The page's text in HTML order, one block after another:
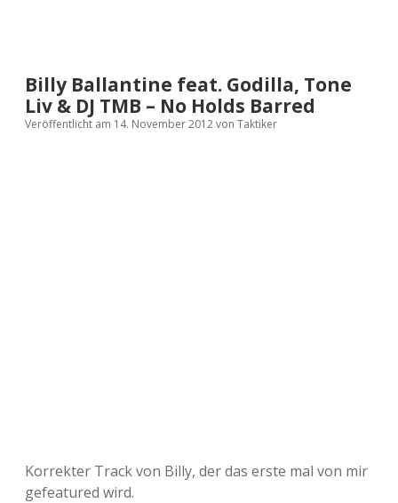
Billy Ballantine feat. Godilla, Tone
Liv & DJ TMB – No Holds Barred
Veröffentlicht am 14. November 2012von Taktiker
Korrekter Track von Billy, der das erste mal von mir
gefeatured wird.